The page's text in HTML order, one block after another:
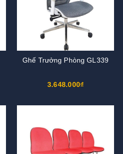
Ghế Trưởng Phòng GL339
3.648.000₫